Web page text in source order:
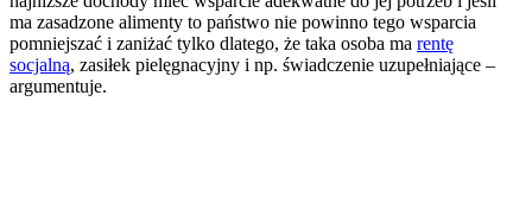
ma zasadzone alimenty to państwo nie powinno tego wsparcia
pomniejszać i zaniżać tylko dlatego, że taka osoba ma rentę
socjalną, zasiłek pielęgnacyjny i np. świadczenie uzupełniające –
argumentuje.